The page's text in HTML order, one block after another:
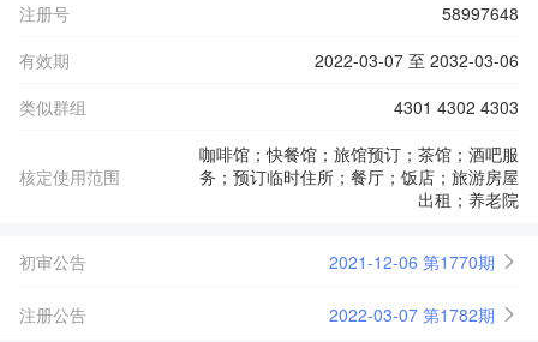
注册号
58997648
有效期
2022-03-07 至 2032-03-06
类似群组
4301 4302 4303
核定使用范围
咖啡馆；快餐馆；旅馆预订；茶馆；酒吧服
务；预订临时住所；餐厅；饭店；旅游房屋
出租；养老院
初审公告 2021-12-06 第1770期
注册公告 2022-03-07 第1782期